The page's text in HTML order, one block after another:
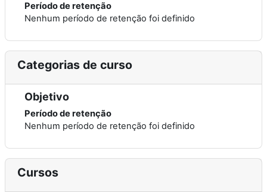
Período de retenção
Nenhum período de retenção foi definido
Categorias de curso
Objetivo
Período de retenção
Nenhum período de retenção foi definido
Cursos